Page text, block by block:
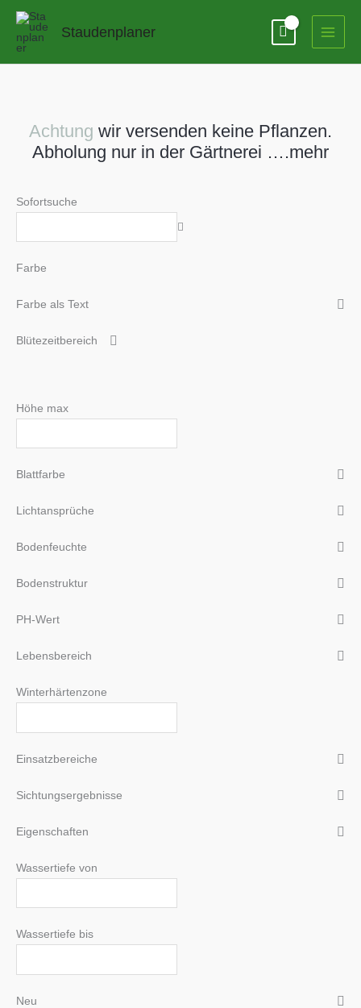
Zum
springen
Staudenplaner
Achtung wir versenden keine Pflanzen.
Abholung nur in der Gärtnerei ….mehr
Sofortsuche
Farbe
Farbe als Text
Blütezeitbereich
Höhe max
Blattfarbe
Lichtansprüche
Bodenfeuchte
Bodenstruktur
PH-Wert
Lebensbereich
Winterhärtenzone
Einsatzbereiche
Sichtungsergebnisse
Eigenschaften
Wassertiefe von
Wassertiefe bis
Neu